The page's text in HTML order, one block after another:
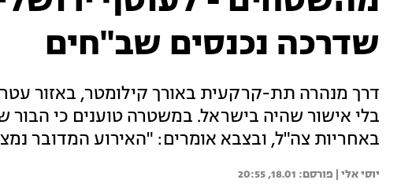
שדרכה נכנסים שב"חים
דרך מנהרה תת-קרקעית באורך קילומטר, באזור
בלי אישור שהיה בישראל. במשטרה טוענים כי
באחריות צה"ל, ובצבא אומרים: "האירוע המדובר
יוסי אלי | 18.01, 20:55